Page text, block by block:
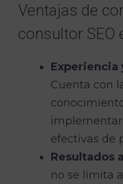
Ventajas de
consultor SEO
Cuenta con
efectivas de
Resultados
no se limita